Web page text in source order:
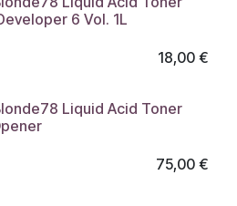
6 Vol. 1L
18,00€
Liquid Acid Toner
75,00€